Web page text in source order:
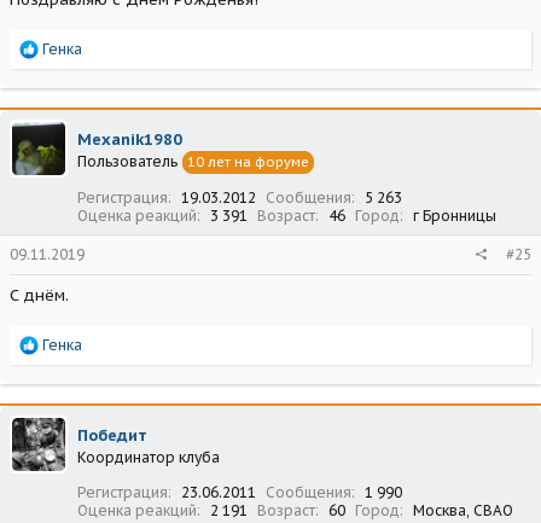
Р
а
к
ц
и
и
Генка
Mexanik1980
Пользователь 10 лет на форуме
Регистрация 19.03.2012 Сообщения
5 263
Оценка реакций
3 391 Возраст 46 Город г Бронницы
09.11.2019 #25
С днём.
Р
а
к
ц
и
и
Генка
Победит
Координатор клуба
Регистрация
23.06.2011 Сообщения
1 990
Оценка реакций
2 191 Возраст 60 Город Москва, СВАО